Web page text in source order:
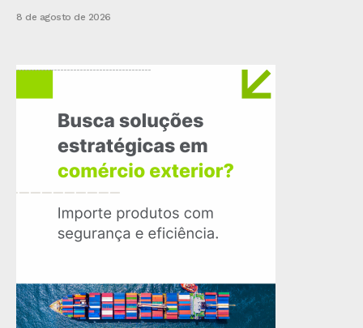
8 de agosto de 2026